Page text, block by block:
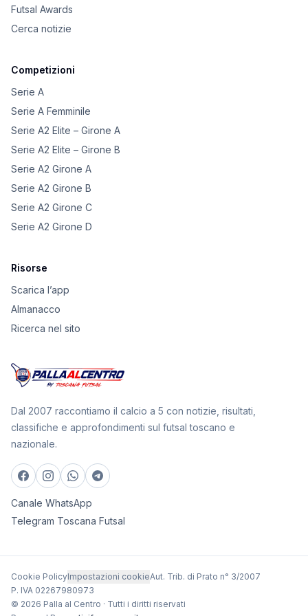
Futsal Awards
Cerca notizie
Competizioni
Serie A
Serie A Femminile
Serie A2 Elite – Girone A
Serie A2 Elite – Girone B
Serie A2 Girone A
Serie A2 Girone B
Serie A2 Girone C
Serie A2 Girone D
Risorse
Scarica l’app
Almanacco
Ricerca nel sito
Dal 2007 raccontiamo il calcio a 5 con notizie, risultati,
classifiche e approfondimenti sul futsal toscano e
nazionale.
Canale WhatsApp
Telegram Toscana Futsal
Cookie PolicyImpostazioni cookieAut. Trib. di Prato n° 3/2007
P. IVA 02267980973
© 2026 Palla al Centro · Tutti i diritti riservati